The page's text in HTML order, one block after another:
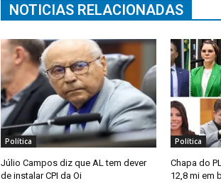
NOTICIAS RELACIONADAS
Política
Júlio Campos diz que AL tem dever
de instalar CPI da Oi
Política
Chapa do
12,8 mi em